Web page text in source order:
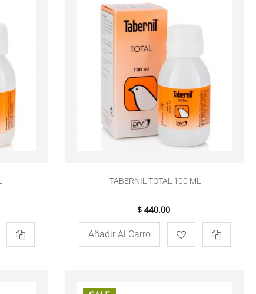
TABERNIL TOTAL 100 ML
$ 440.00
Añadir Al Carro